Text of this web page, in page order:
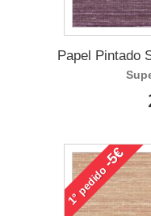
Papel Pintado
1°
pedido
-5€